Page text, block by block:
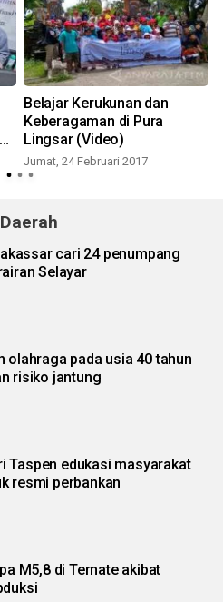
Belajar Kerukunan dan
Keberagaman di Pura
Lingsar (Video)
Jumat, 24 Februari 2017
cari 24 penumpang
Selayar
olahraga pada usia 40 tahun
risiko jantung
Taspen edukasi masyarakat
resmi perbankan
M5,8 di Ternate akibat